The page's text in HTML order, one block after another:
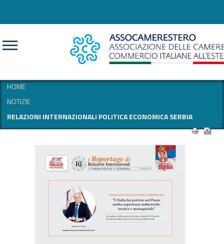
HOME
NOTIZIE
RELAZIONI INTERNAZIONALI POLITICA ECONOMICA SERBIA